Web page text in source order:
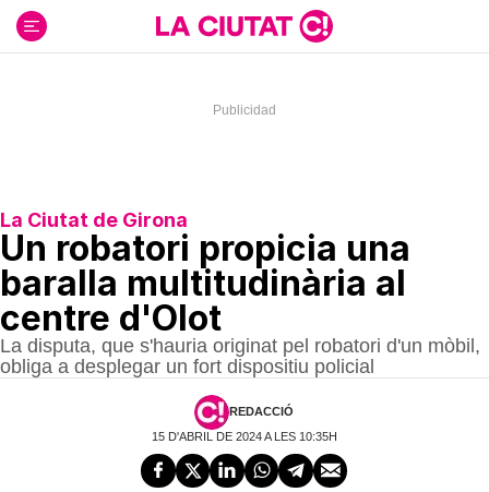
contenido
La Ciutat de Girona
Un robatori propicia una
baralla multitudinària al
centre d'Olot
La disputa, que s'hauria originat pel robatori d'un mòbil,
obliga a desplegar un fort dispositiu policial
REDACCIÓ
15 D'ABRIL DE 2024 A LES 10:35H